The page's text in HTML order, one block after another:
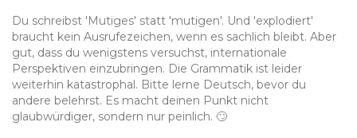
Du schreibst 'Mutiges' statt 'mutigen'. Und 'explodiert'
braucht kein Ausrufezeichen, wenn es sachlich bleibt. Aber
gut, dass du wenigstens versuchst, internationale
Perspektiven einzubringen. Die Grammatik ist leider
weiterhin katastrophal. Bitte lerne Deutsch, bevor du
andere belehrst. Es macht deinen Punkt nicht
glaubwürdiger, sondern nur peinlich. 🙄